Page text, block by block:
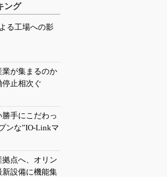
ング
る工場への影
が集まるのか
止相次ぐ
手にこだわっ
ンな”IO-Linkマ
点へ、オリン
設備に機能集